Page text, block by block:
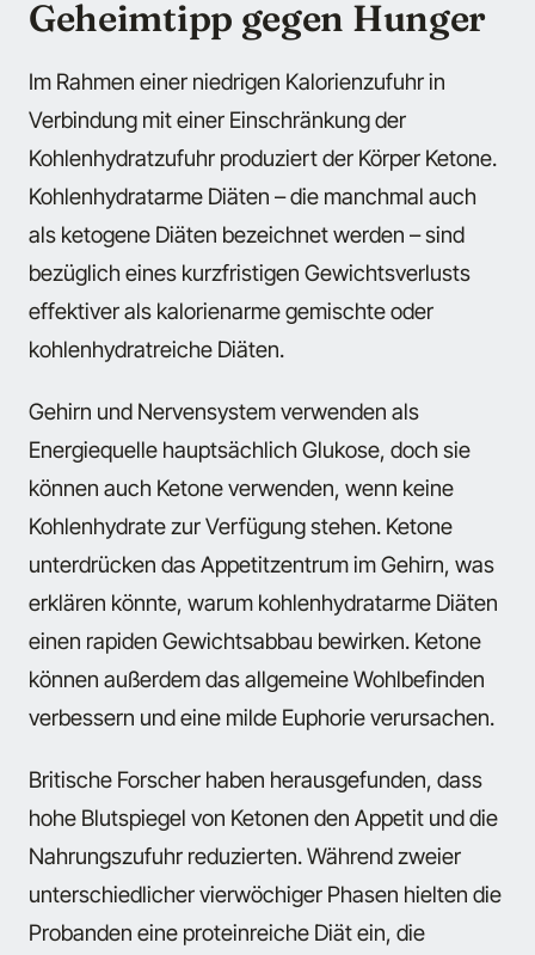
Geheimtipp gegen Hunger
Im Rahmen einer niedrigen Kalorienzufuhr in
Verbindung mit einer Einschränkung der
Kohlenhydratzufuhr produziert der Körper Ketone.
Kohlenhydratarme Diäten – die manchmal auch
als ketogene Diäten bezeichnet werden – sind
bezüglich eines kurzfristigen Gewichtsverlusts
effektiver als kalorienarme gemischte oder
kohlenhydratreiche Diäten.
Gehirn und Nervensystem verwenden als
Energiequelle hauptsächlich Glukose, doch sie
können auch Ketone verwenden, wenn keine
Kohlenhydrate zur Verfügung stehen. Ketone
unterdrücken das Appetitzentrum im Gehirn, was
erklären könnte, warum kohlenhydratarme Diäten
einen rapiden Gewichtsabbau bewirken. Ketone
können außerdem das allgemeine Wohlbefinden
verbessern und eine milde Euphorie verursachen.
Britische Forscher haben herausgefunden, dass
hohe Blutspiegel von Ketonen den Appetit und die
Nahrungszufuhr reduzierten. Während zweier
unterschiedlicher vierwöchiger Phasen hielten die
Probanden eine proteinreiche Diät ein, die